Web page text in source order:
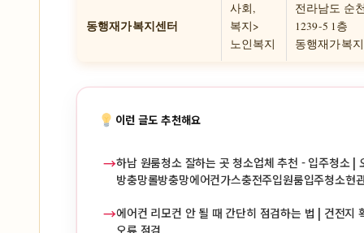
동행재가복지센터
사회,
복지>
노인복지
전라남도 순
1239-5 1층
동행재가복
이런 글도 추천해요
→하남 원룸청소 잘하는 곳 청소업체 추천 - 입주청소 |
방충망롤방충망에어컨가스충전주입원룸입주청소현
→에어컨 리모컨 안 될 때 간단히 점검하는 법 | 건전지